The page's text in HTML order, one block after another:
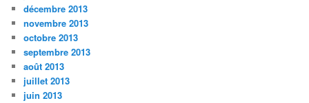
décembre 2013
novembre 2013
octobre 2013
septembre 2013
août 2013
juillet 2013
juin 2013